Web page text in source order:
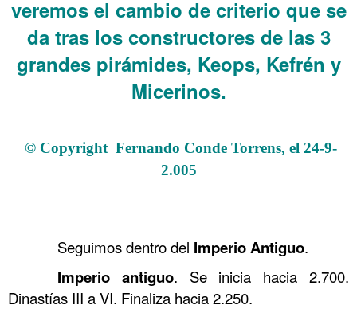
veremos el cambio de criterio que se
da tras los constructores de las 3
grandes pirámides, Keops, Kefrén y
Micerinos.
© Copyright Fernando Conde Torrens, el 24-9-
2.005
Seguimos dentro del Imperio Antiguo.
Imperio antiguo. Se inicia hacia 2.700.
Dinastías III a VI. Finaliza hacia 2.250.